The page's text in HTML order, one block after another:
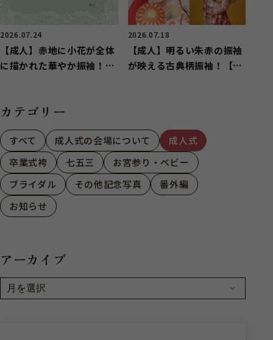
2026.07.24
【成人】赤地に小花が全体
に描かれた華やか振袖！
2026.07.18
【成人】明るい朱赤の振袖
が映える古典柄振袖！【湖
カテゴリー
すべて 成人式の会場について
成人式
卒業式袴
七五三
お宮参り・ベビー
ブライダル
その他記念写真
番外編
お知らせ
アーカイブ